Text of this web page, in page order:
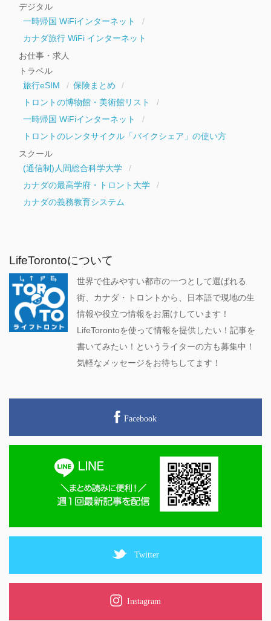
デジタル
一時帰国 WiFiインターネット
カナダ旅行 WiFi インターネット
お仕事・求人
トラベル
旅行eSIM
保険まとめ
トロントの博物館・美術館リスト
一時帰国 WiFiインターネット
トロントのレンタサイクル「バイクシェア」の使い方
スクール
(通信制)人間総合科学大学
カナダの最高学府・トロント大学
カナダの義務教育システム
LifeTorontoについて
世界で住みやすい都市の一つとして選ばれる
街、カナダ・トロントから、日本語で現地の生
情報や役立つ情報をお届けしています！
LifeTorontoを使って情報を提供したい！記事を
書いてみたい！というライターの方も募集中！
気軽なメッセージをお待ちしてます！
Facebook
Twitter
Instagram